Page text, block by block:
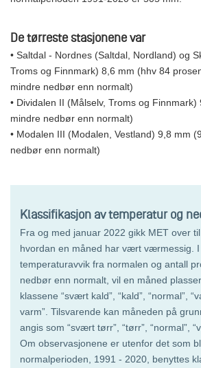
De tørreste stasjonene var
• Saltdal - Nordnes (Saltdal, Nordland) og
Troms og Finnmark) 8,6 mm (hhv 84
mindre nedbør enn normalt)
• Dividalen II (Målselv, Troms og
mindre nedbør enn normalt)
• Modalen III (Modalen, Vestland) 9,8 mm
nedbør enn normalt)
Klassifikasjon av temperatur og
Fra og med januar 2022 gikk MET over
hvordan en måned har vært værmessig. I
temperaturavvik fra normalen og antall
nedbør enn normalt, vil en måned
klassene “svært kald”, “kald”, “normal”,
varm”. Tilsvarende kan måneden på
angis som “svært tørr”, “tørr”, “normal”,
Om observasjonene er utenfor det som
normalperioden, 1991 - 2020, benyttes